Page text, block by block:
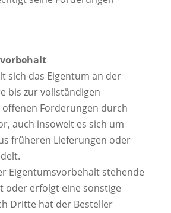
sich das Eigentum an der
bis zur vollständigen
offenen Forderungen durch
auch insoweit es sich um
früheren Lieferungen oder
Eigentumsvorbehalt stehende
oder erfolgt eine sonstige
Dritte hat der Besteller